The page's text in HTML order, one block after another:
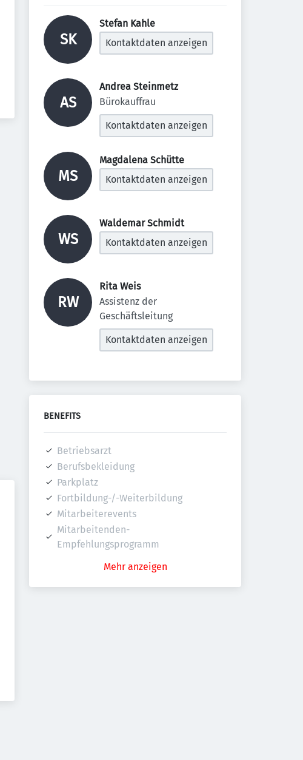
SK
Stefan Kahle
Kontaktdaten anzeigen
AS
Andrea Steinmetz
Bürokauffrau
Kontaktdaten anzeigen
MS
Magdalena Schütte
Kontaktdaten anzeigen
WS
Waldemar Schmidt
Kontaktdaten anzeigen
RW
Rita Weis
Assistenz der
Geschäftsleitung
Kontaktdaten anzeigen
BENEFITS
Betriebsarzt
Berufsbekleidung
Parkplatz
Fortbildung-/-Weiterbildung
Mitarbeiterevents
Mitarbeitenden-
Empfehlungsprogramm
Mehr anzeigen